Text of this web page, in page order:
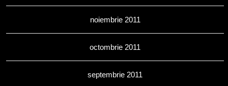
noiembrie 2011
octombrie 2011
septembrie 2011